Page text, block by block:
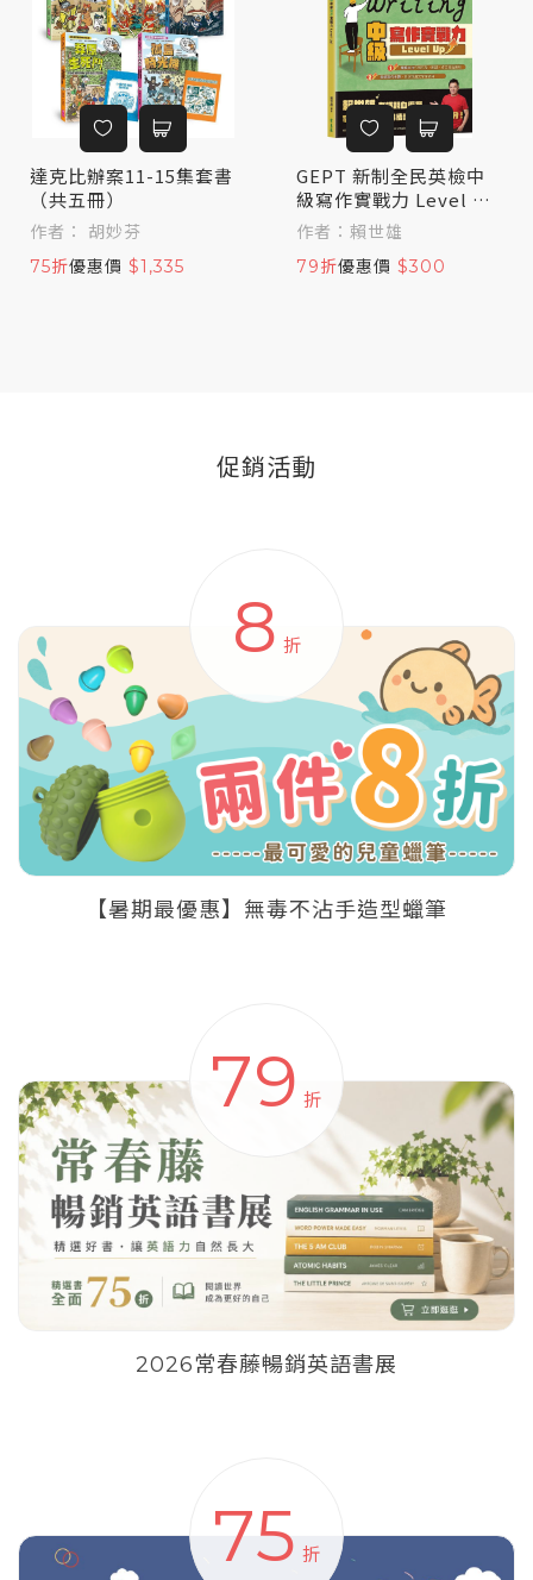
達克比辦案11-15集套書
（共五冊）
作者： 胡妙芬
75折優惠價 $1,335
GEPT 新制全民英檢中
級寫作實戰力 Level U
p！
作者：賴世雄
79折優惠價 $300
促銷活動
8 折
【暑期最優惠】無毒不沾手造型蠟筆
79 折
2026常春藤暢銷英語書展
75 折